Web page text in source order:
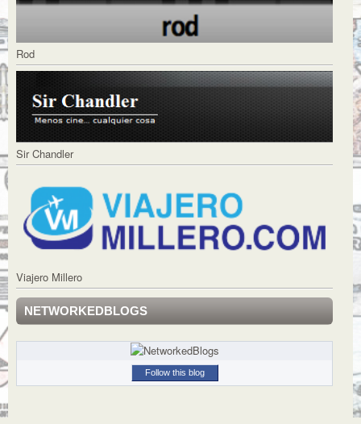
Rod
Sir Chandler
Viajero Millero
NETWORKEDBLOGS
Follow this blog